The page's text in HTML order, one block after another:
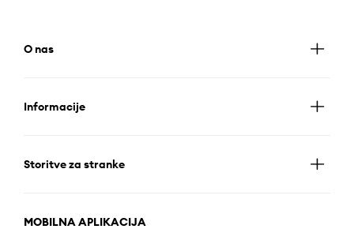
O nas
Informacije
Storitve za stranke
MOBILNA APLIKACIJA